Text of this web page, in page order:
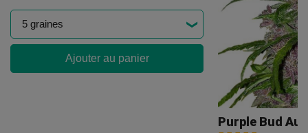
Ajouter au panier
Purple Bud